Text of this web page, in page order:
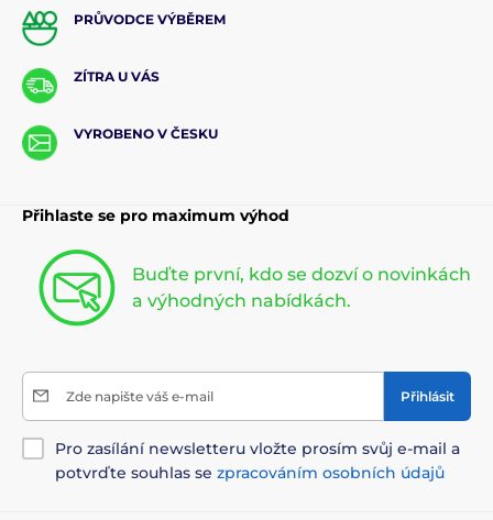
PRŮVODCE VÝBĚREM
ZÍTRA U VÁS
VYROBENO V ČESKU
Přihlaste se pro maximum výhod
Buďte první, kdo se dozví o novinkách
a výhodných nabídkách.
Zde napište váš e-mail Přihlásit
Pro zasílání newsletteru vložte prosím svůj e-mail a
potvrďte souhlas se zpracováním osobních údajů